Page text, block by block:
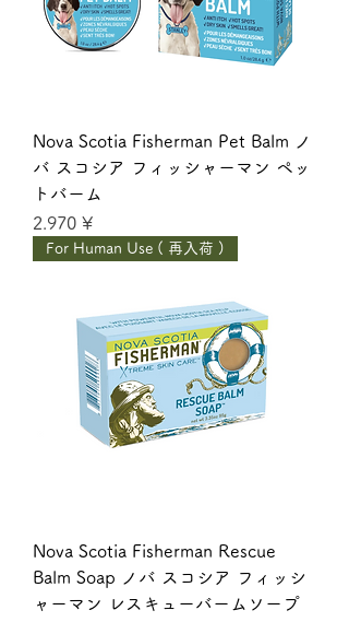
Nova Scotia Fisherman Pet Balm ノ
バ スコシア フィッシャーマン ペッ
トバーム
Giá
2.970 ¥
For Human Use ( 再入荷 )
Nova Scotia Fisherman Rescue
Balm Soap ノバ スコシア フィッシ
ャーマン レスキューバームソープ